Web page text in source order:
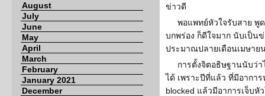
August
July
June
May
April
March
February
January 2021
December
ข่าวดี
พอแพทย์หัวใจรับสาย พู
บกพร่อง ก็ดีใจมาก นับเป็น
ประมาณปลายเดือนเมษาย
การตั้งจิตอธิษฐานนับว่า
ได้ เพราะปีที่แล้ว ที่มีอากา
blocked แล้วมีอาการเจ็บหั